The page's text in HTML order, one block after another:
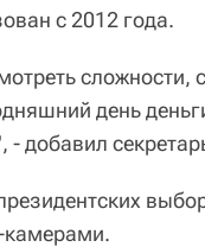
с 2012 года.
сложности,
день
- добавил
камерами.